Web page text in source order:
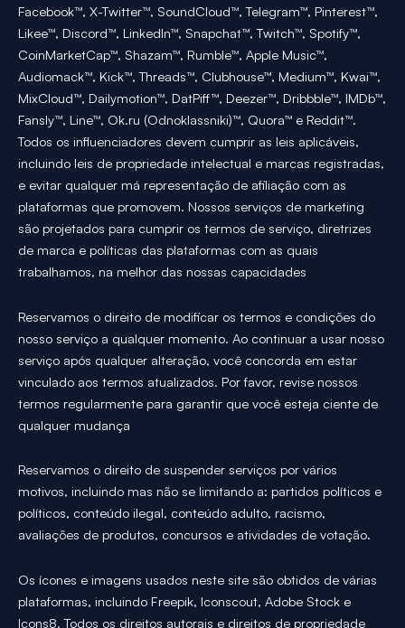
Facebook™, X-Twitter™, SoundCloud™, Telegram™, Pinterest™,
Likee™, Discord™, LinkedIn™, Snapchat™, Twitch™, Spotify™,
CoinMarketCap™, Shazam™, Rumble™, Apple Music™,
Audiomack™, Kick™, Threads™, Clubhouse™, Medium™, Kwai™,
MixCloud™, Dailymotion™, DatPiff™, Deezer™, Dribbble™, IMDb™,
Fansly™, Line™, Ok.ru (Odnoklassniki)™, Quora™ e Reddit™.
Todos os influenciadores devem cumprir as leis aplicáveis,
incluindo leis de propriedade intelectual e marcas registradas,
e evitar qualquer má representação de afiliação com as
plataformas que promovem. Nossos serviços de marketing
são projetados para cumprir os termos de serviço, diretrizes
de marca e políticas das plataformas com as quais
trabalhamos, na melhor das nossas capacidades
Reservamos o direito de modificar os termos e condições do
nosso serviço a qualquer momento. Ao continuar a usar nosso
serviço após qualquer alteração, você concorda em estar
vinculado aos termos atualizados. Por favor, revise nossos
termos regularmente para garantir que você esteja ciente de
qualquer mudança
Reservamos o direito de suspender serviços por vários
motivos, incluindo mas não se limitando a: partidos políticos e
políticos, conteúdo ilegal, conteúdo adulto, racismo,
avaliações de produtos, concursos e atividades de votação.
Os ícones e imagens usados neste site são obtidos de várias
plataformas, incluindo Freepik, Iconscout, Adobe Stock e
Icons8. Todos os direitos autorais e direitos de propriedade